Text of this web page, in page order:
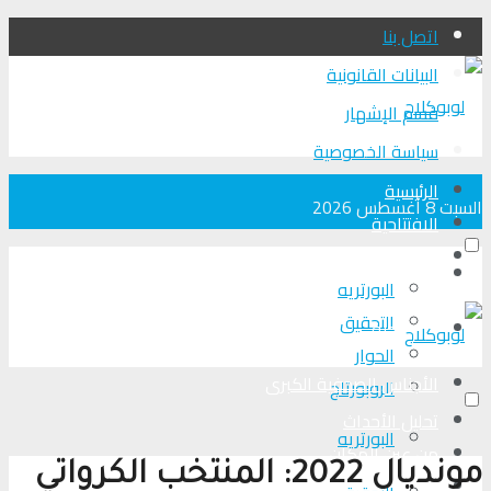
اتصل بنا
البيانات القانونية
قسم الإشهار
سياسة الخصوصية
السبت 8 أغسطس 2026الرئيسية
الافتتاحية
البورتريه
التحقیق
الحوار
الروبورتاج
من عين المكان
الرئيسية
الافتتاحية
الأجناس الصحفية الكبرى
البورتريه
مونديال 2022: المنتخب الكرواتي